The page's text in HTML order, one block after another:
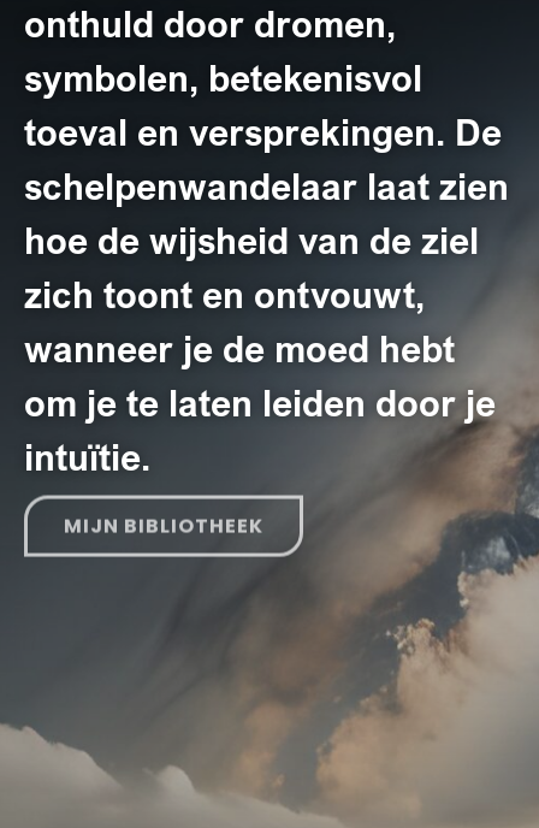
onthuld door dromen,
symbolen, betekenisvol
toeval en versprekingen. De
schelpenwandelaar laat zien
hoe de wijsheid van de ziel
zich toont en ontvouwt,
wanneer je de moed hebt
om je te laten leiden door je
intuïtie.
MIJN BIBLIOTHEEK